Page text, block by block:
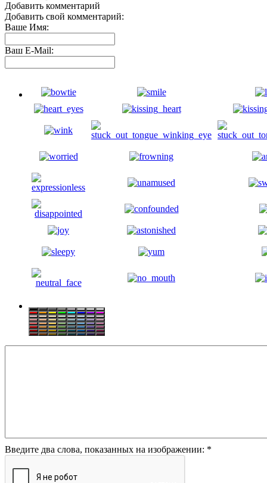
Добавить комментарий
Добавить свой комментарий:
Ваше Имя:
Ваш E-Mail:
Введите два слова, показанных на изображении: *